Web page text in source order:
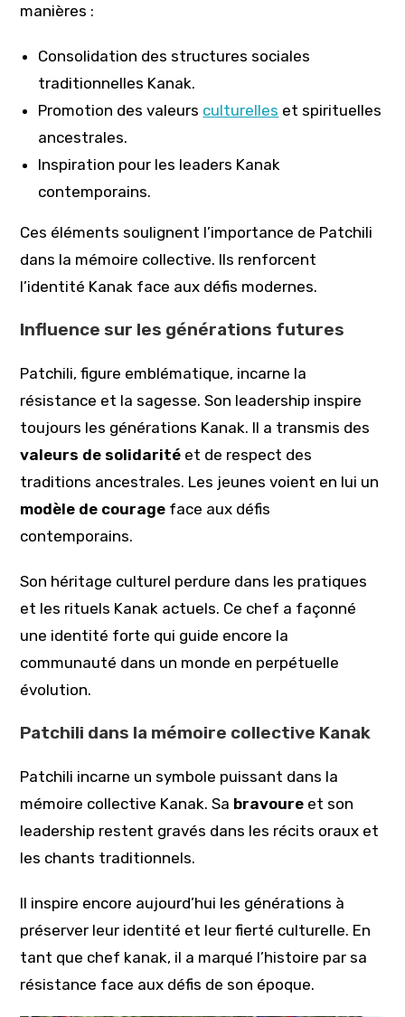
manières :
Consolidation des structures sociales
traditionnelles Kanak.
Promotion des valeurs culturelles et spirituelles
ancestrales.
Inspiration pour les leaders Kanak
contemporains.
Ces éléments soulignent l’importance de Patchili
dans la mémoire collective. Ils renforcent
l’identité Kanak face aux défis modernes.
Influence sur les générations futures
Patchili, figure emblématique, incarne la
résistance et la sagesse. Son leadership inspire
toujours les générations Kanak. Il a transmis des
valeurs de solidarité et de respect des
traditions ancestrales. Les jeunes voient en lui un
modèle de courage face aux défis
contemporains.
Son héritage culturel perdure dans les pratiques
et les rituels Kanak actuels. Ce chef a façonné
une identité forte qui guide encore la
communauté dans un monde en perpétuelle
évolution.
Patchili dans la mémoire collective Kanak
Patchili incarne un symbole puissant dans la
mémoire collective Kanak. Sa bravoure et son
leadership restent gravés dans les récits oraux et
les chants traditionnels.
Il inspire encore aujourd’hui les générations à
préserver leur identité et leur fierté culturelle. En
tant que chef kanak, il a marqué l’histoire par sa
résistance face aux défis de son époque.